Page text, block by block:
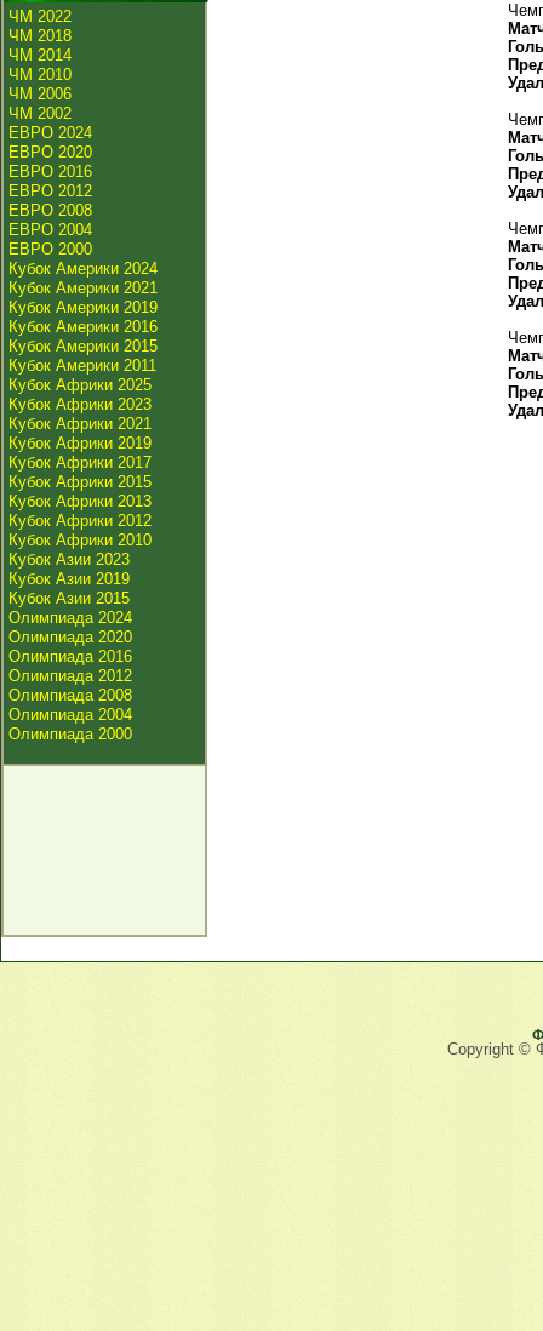
ЧМ 2022
ЧМ 2018
ЧМ 2014
ЧМ 2010
ЧМ 2006
ЧМ 2002
ЕВРО 2024
ЕВРО 2020
ЕВРО 2016
ЕВРО 2012
ЕВРО 2008
ЕВРО 2004
ЕВРО 2000
Кубок Америки 2024
Кубок Америки 2021
Кубок Америки 2019
Кубок Америки 2016
Кубок Америки 2015
Кубок Америки 2011
Кубок Африки 2025
Кубок Африки 2023
Кубок Африки 2021
Кубок Африки 2019
Кубок Африки 2017
Кубок Африки 2015
Кубок Африки 2013
Кубок Африки 2012
Кубок Африки 2010
Кубок Азии 2023
Кубок Азии 2019
Кубок Азии 2015
Олимпиада 2024
Олимпиада 2020
Олимпиада 2016
Олимпиада 2012
Олимпиада 2008
Олимпиада 2004
Олимпиада 2000
Copyright ©